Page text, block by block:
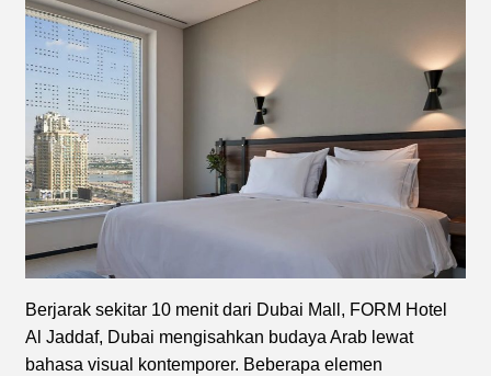
Berjarak sekitar 10 menit dari Dubai Mall, FORM Hotel
Al Jaddaf, Dubai mengisahkan budaya Arab lewat
bahasa visual kontemporer. Beberapa elemen